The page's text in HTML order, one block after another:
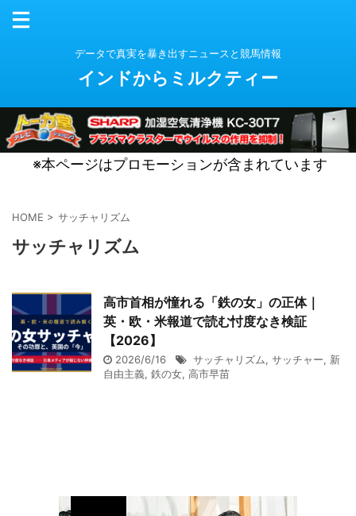
データで真実を暴き出すニュースと競馬情報
インドからミルクティー
※本ページはプロモーションが含まれています
HOME > サッチャリズム
サッチャリズム
高市首相が憧れる「鉄の女」の正体｜
英・欧・米報道で読む忖度なき検証
【2026】
2026/6/16 サッチャリズム, サッチャー, 新
自由主義, 鉄の女, 高市早苗